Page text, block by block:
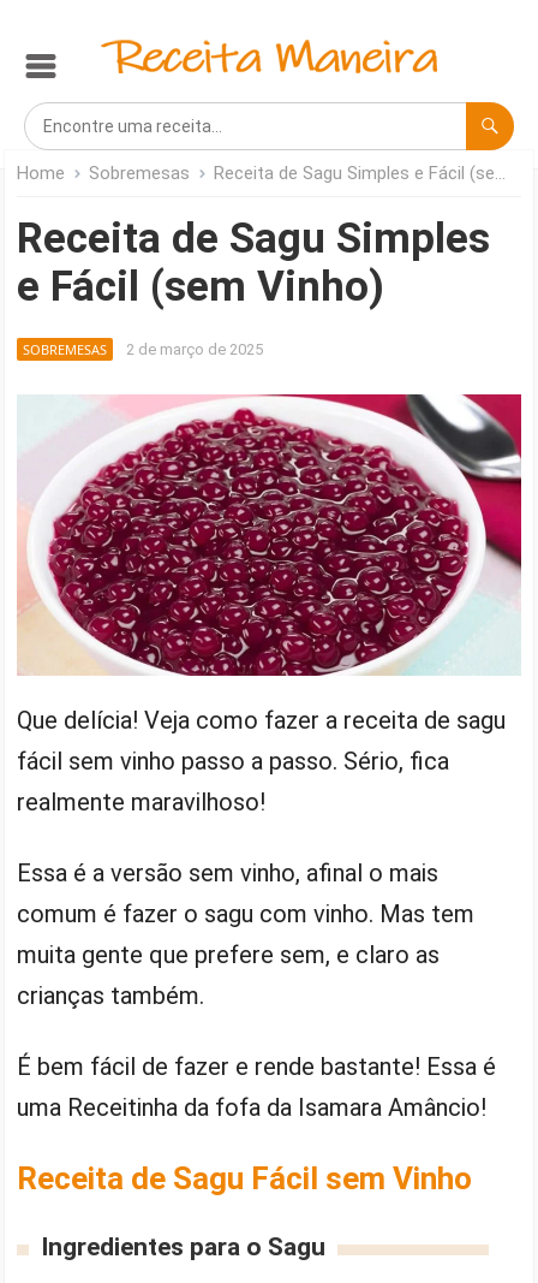
Home Sobremesas Receita de Sagu Simples e Fácil (sem Vinho)
Receita de Sagu Simples
e Fácil (sem Vinho)
SOBREMESAS 2 de março de 2025
Que delícia! Veja como fazer a receita de sagu
fácil sem vinho passo a passo. Sério, fica
realmente maravilhoso!
Essa é a versão sem vinho, afinal o mais
comum é fazer o sagu com vinho. Mas tem
muita gente que prefere sem, e claro as
crianças também.
É bem fácil de fazer e rende bastante! Essa é
uma Receitinha da fofa da Isamara Amâncio!
Receita de Sagu Fácil sem Vinho
Ingredientes para o Sagu